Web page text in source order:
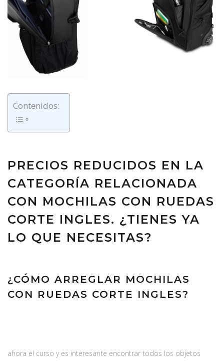
Contenidos:
PRECIOS REDUCIDOS EN LA
CATEGORÍA RELACIONADA
CON MOCHILAS CON RUEDAS
CORTE INGLES. ¿TIENES YA
LO QUE NECESITAS?
¿CÓMO ARREGLAR MOCHILAS
CON RUEDAS CORTE INGLES?
ahora el curso y es interesante encontrar todos los objetos